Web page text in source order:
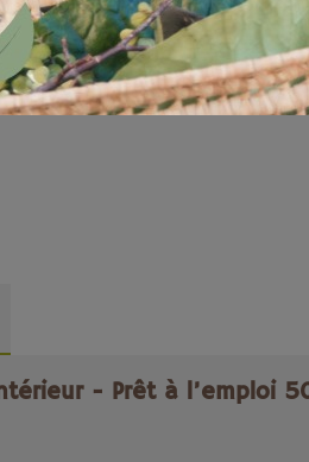
- Prêt à l’emploi